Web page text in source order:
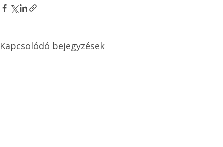
Kapcsolódó bejegyzések